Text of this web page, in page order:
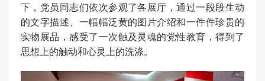
下，党员同志们依次参观了各展厅，通过一段段生动
的文字描述、一幅幅泛黄的图片介绍和一件件珍贵的
实物展品，感受了一次触及灵魂的党性教育，得到了
思想上的触动和心灵上的洗涤。